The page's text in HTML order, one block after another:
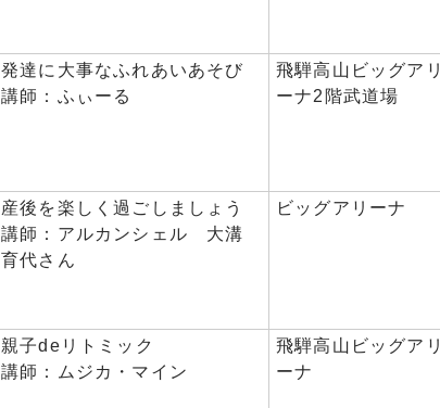
発達に大事なふれあいあそび
講師：ふぃーる
飛騨高山ビッグアリ
ーナ2階武道場
産後を楽しく過ごしましょう
講師：アルカンシェル 大溝
育代さん
ビッグアリーナ
親子deリトミック
講師：ムジカ・マイン
飛騨高山ビッグアリ
ーナ